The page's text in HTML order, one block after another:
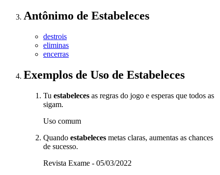
Antônimo de Estabeleces
destrois
eliminas
encerras
Exemplos de Uso de Estabeleces
Tu estabeleces as regras do jogo e esperas que todos as
sigam.
Uso comum
Quando estabeleces metas claras, aumentas as chances
de sucesso.
Revista Exame - 05/03/2022